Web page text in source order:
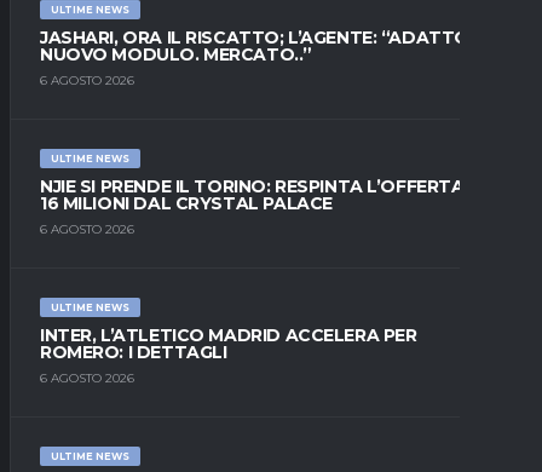
ULTIME NEWS
JASHARI, ORA IL RISCATTO; L’AGENTE: “ADATTO AL
NUOVO MODULO. MERCATO..”
6 AGOSTO 2026
ULTIME NEWS
NJIE SI PRENDE IL TORINO: RESPINTA L’OFFERTA DI
16 MILIONI DAL CRYSTAL PALACE
6 AGOSTO 2026
ULTIME NEWS
INTER, L’ATLETICO MADRID ACCELERA PER
ROMERO: I DETTAGLI
6 AGOSTO 2026
ULTIME NEWS